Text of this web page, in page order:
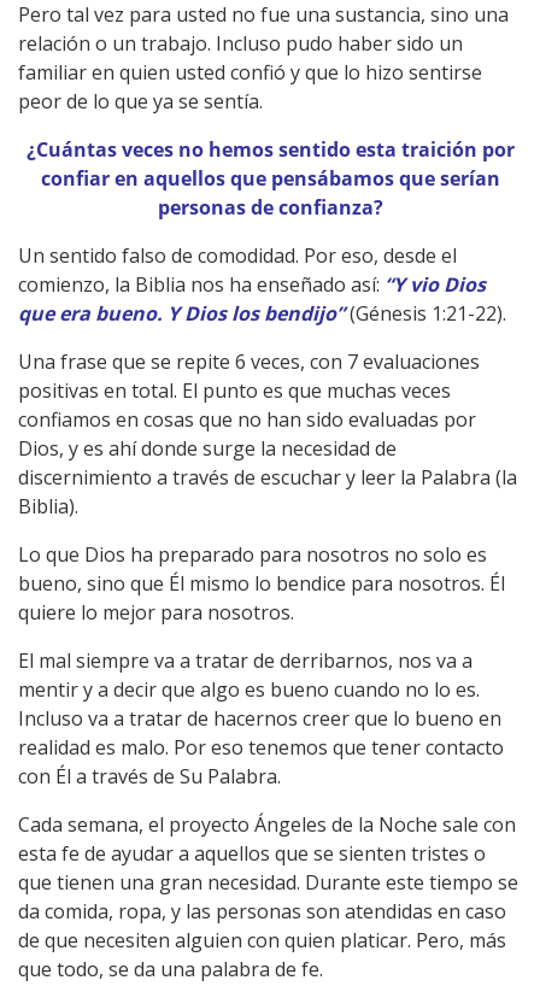
Pero tal vez para usted no fue una sustancia, sino una
relación o un trabajo. Incluso pudo haber sido un
familiar en quien usted confió y que lo hizo sentirse
peor de lo que ya se sentía.
¿Cuántas veces no hemos sentido esta traición por
confiar en aquellos que pensábamos que serían
personas de confianza?
Un sentido falso de comodidad. Por eso, desde el
comienzo, la Biblia nos ha enseñado así: “Y vio Dios
que era bueno. Y Dios los bendijo”(Génesis 1:21-22).
Una frase que se repite 6 veces, con 7 evaluaciones
positivas en total. El punto es que muchas veces
confiamos en cosas que no han sido evaluadas por
Dios, y es ahí donde surge la necesidad de
discernimiento a través de escuchar y leer la Palabra (la
Biblia).
Lo que Dios ha preparado para nosotros no solo es
bueno, sino que Él mismo lo bendice para nosotros. Él
quiere lo mejor para nosotros.
El mal siempre va a tratar de derribarnos, nos va a
mentir y a decir que algo es bueno cuando no lo es.
Incluso va a tratar de hacernos creer que lo bueno en
realidad es malo. Por eso tenemos que tener contacto
con Él a través de Su Palabra.
Cada semana, el proyecto Ángeles de la Noche sale con
esta fe de ayudar a aquellos que se sienten tristes o
que tienen una gran necesidad. Durante este tiempo se
da comida, ropa, y las personas son atendidas en caso
de que necesiten alguien con quien platicar. Pero, más
que todo, se da una palabra de fe.